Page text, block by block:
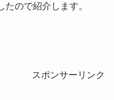
ので紹介します。
スポンサーリンク